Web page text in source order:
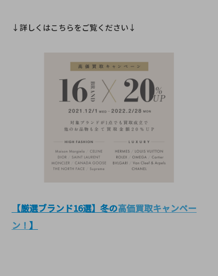
↓詳しくはこちらをご覧ください↓
【厳選ブランド16選】 冬の高価買取キャンペー
ン！ 】